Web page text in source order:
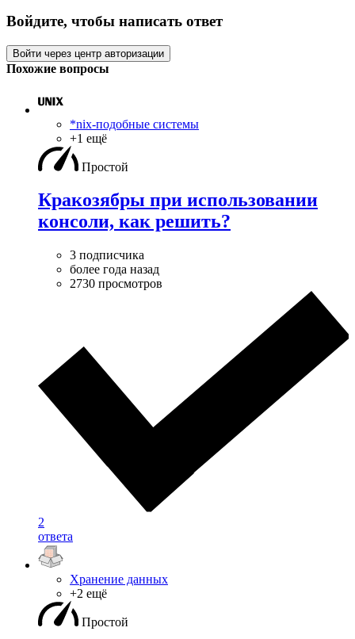
Войдите, чтобы написать ответ
Войти через центр авторизации
Похожие вопросы
*nix-подобные системы
+1 ещё
Простой
Кракозябры при использовании
консоли, как решить?
3 подписчика
более года назад
2730 просмотров
2
ответа
Хранение данных
+2 ещё
Простой